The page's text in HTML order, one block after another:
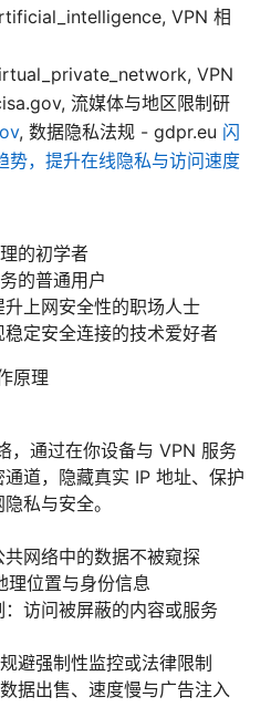
VPN 相
VPN
流媒体与地区限制研
, 数据隐私法规 - gdpr.eu 闪
势，提升在线隐私与访问速度
的初学者
的普通用户
上网安全性的职场人士
定安全连接的技术爱好者
原理
，通过在你设备与 VPN 服务
道，隐藏真实 IP 地址、保护
私与安全。
网络中的数据不被窥探
理位置与身份信息
访问被屏蔽的内容或服务
避强制性监控或法律限制
据出售、速度慢与广告注入